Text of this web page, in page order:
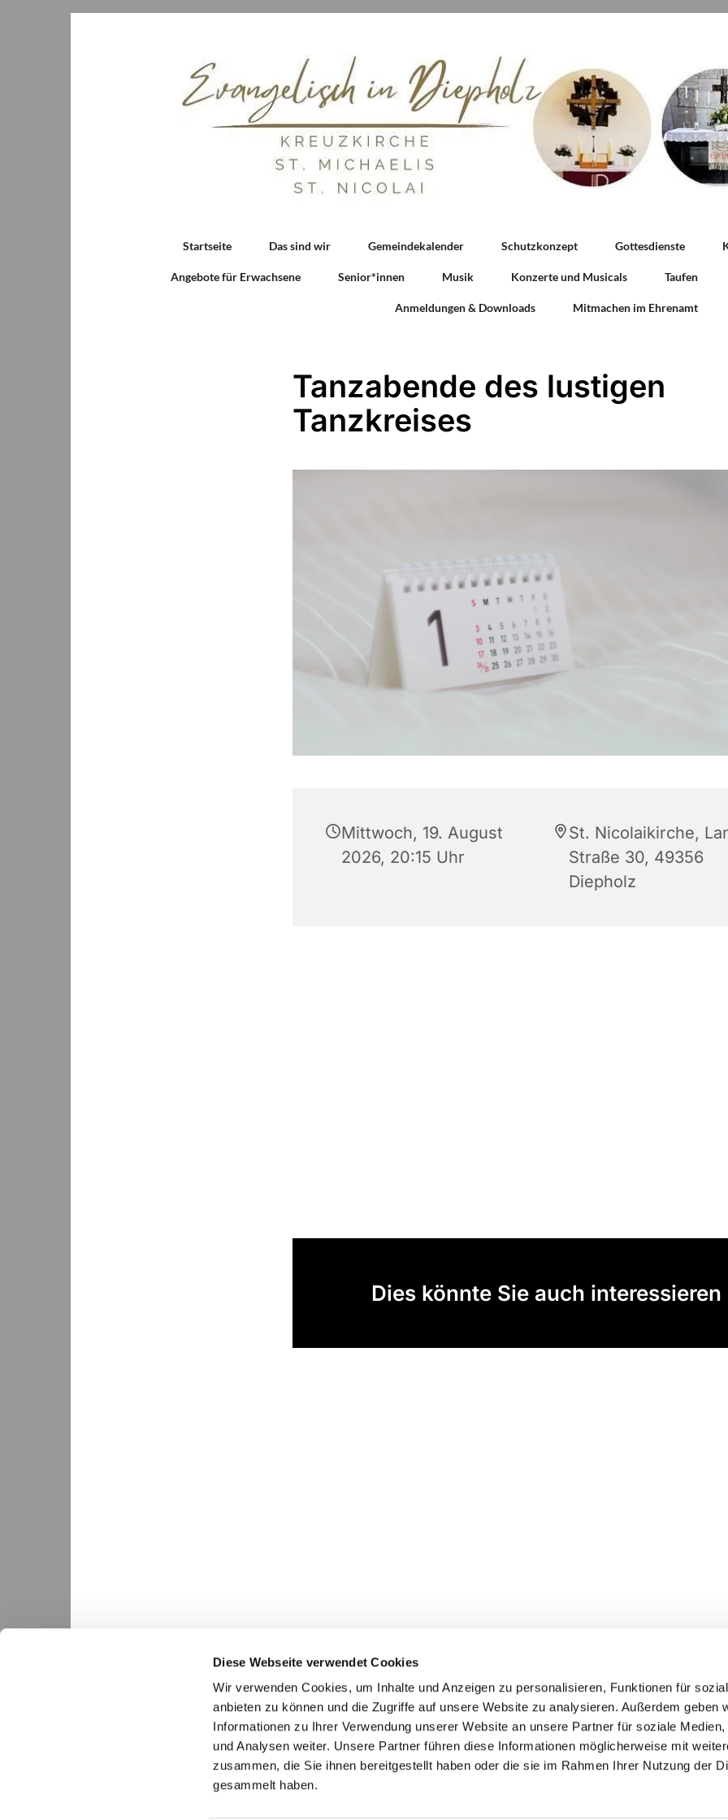
Diese Webseite verwendet Cookies
Wir verwenden Cookies, um Inhalte und Anzeigen zu personalisieren, Funktionen für
anbieten zu können und die Zugriffe auf unsere Website zu analysieren. Außerdem geben
Informationen zu Ihrer Verwendung unserer Website an unsere Partner für soziale Medien,
und Analysen weiter. Unsere Partner führen diese Informationen möglicherweise mit
zusammen, die Sie ihnen bereitgestellt haben oder die sie im Rahmen Ihrer Nutzung der
gesammelt haben.
Startseite Das sind wir Gemeindekalender Schutzkonzept Gottesdienste
Angebote für Erwachsene Senior*innen Musik Konzerte und Musicals Taufen
Anmeldungen & Downloads Mitmachen im Ehrenamt
Tanzabende des lustigen
Tanzkreises
Mittwoch, 19. August
2026, 20:15 Uhr
St. Nicolaikirche,
Straße 30, 49356
Diepholz
Dies könnte Sie auch interessieren
Ev.-luth. Gesamtkirchengemeinde Diepholz · Lange Str. 28, 49356 Diepholz054415293
Kontaktinformationen Impressum Datenschutz